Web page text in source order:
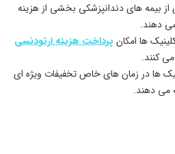
از بیمه های دندانپزشکی بخشی از هزینه
دهند.
ها امکان پرداخت هزینه ارتودنسی
می کنند.
ها در زمان های خاص تخفیفات ویژه ای
می دهند.